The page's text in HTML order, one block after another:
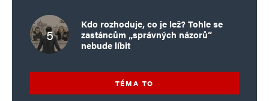
Kdo rozhoduje, co je lež? Tohle se
zastáncům „správných názorů“
nebude líbit
TÉMA TO